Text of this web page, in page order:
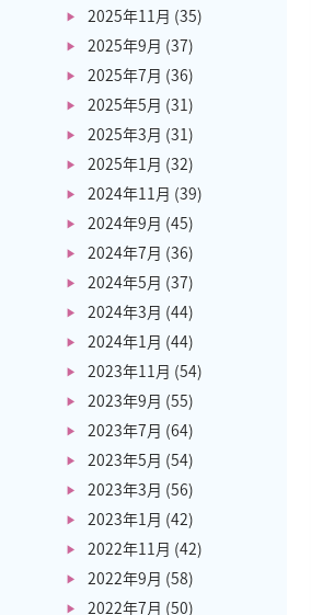
2025年11月 (35)
2025年9月 (37)
2025年7月 (36)
2025年5月 (31)
2025年3月 (31)
2025年1月 (32)
2024年11月 (39)
2024年9月 (45)
2024年7月 (36)
2024年5月 (37)
2024年3月 (44)
2024年1月 (44)
2023年11月 (54)
2023年9月 (55)
2023年7月 (64)
2023年5月 (54)
2023年3月 (56)
2023年1月 (42)
2022年11月 (42)
2022年9月 (58)
2022年7月 (50)